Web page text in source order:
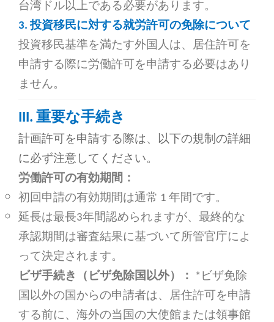
台湾ドル以上である必要があります。
3. 投資移民に対する就労許可の免除について
投資移民基準を満たす外国人は、居住許可を
申請する際に労働許可を申請する必要はあり
ません。
III. 重要な手続き
計画許可を申請する際は、以下の規制の詳細
に必ず注意してください。
労働許可の有効期間：
初回申請の有効期間は通常 1 年間です。
延長は最長3年間認められますが、最終的な
承認期間は審査結果に基づいて所管官庁によ
って決定されます。
ビザ手続き（ビザ免除国以外）：
* ビザ免除
国以外の国からの申請者は、居住許可を申請
する前に、海外の当国の大使館または領事館